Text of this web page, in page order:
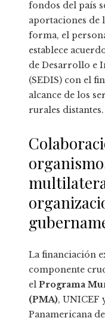
fondos del país
aportaciones de
forma, el
establece
de Desarrollo e
(SEDIS) con el
alcance de los
rurales distantes.
La financiación
componente
el Programa
(PMA), UNICEF
Panamericana